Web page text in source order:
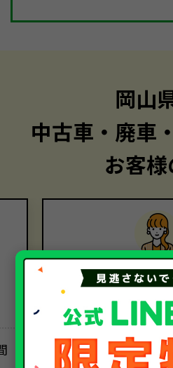
岡山
中古車・廃車
お客
50代・女性
レッカー代は意外と